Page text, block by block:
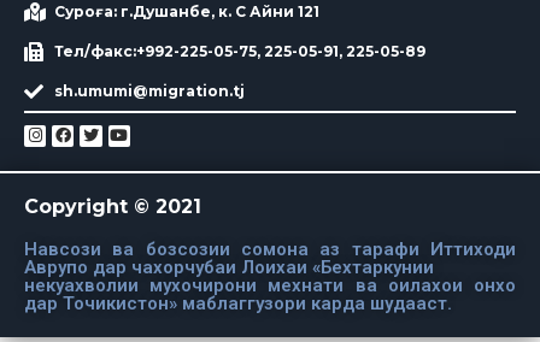
Суроға: г.Душанбе, к. С Айни 121
Тел/факс:+992-225-05-75, 225-05-91, 225-05-89
sh.umumi@migration.tj
Copyright © 2021
Навсози ва бозсозии сомона аз тарафи Иттиходи
Аврупо дар чахорчубаи Лоихаи «Бехтаркунии
некуахволии мухочирони мехнати ва оилахои онхо
дар Точикистон» маблаггузори карда шудааст.